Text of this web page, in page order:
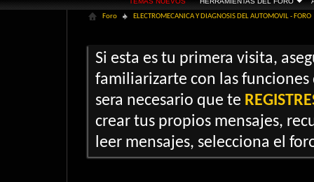
Foro ELECTROMECANICA Y DIAGNOSIS DEL AUTOMOVIL - FORO
Si esta es tu primera visita,
familiarizarte con las funciones
sera necesario que te
crear tus propios mensajes,
leer mensajes, selecciona el